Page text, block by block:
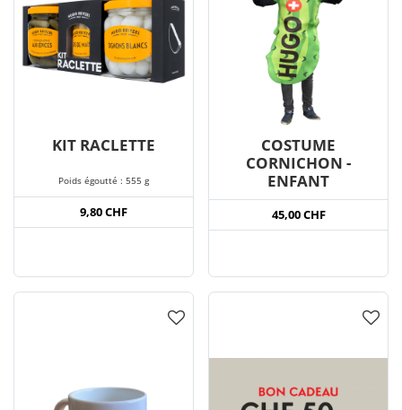
KIT RACLETTE
Poids égoutté : 555 g
9,80 CHF
COSTUME
CORNICHON -
ENFANT
45,00 CHF